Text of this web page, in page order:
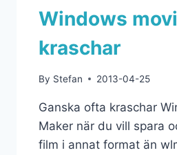
Windows
kraschar
By Stefan 2013-04-25
Ganska ofta kraschar
Maker när du vill spara
film i annat format än